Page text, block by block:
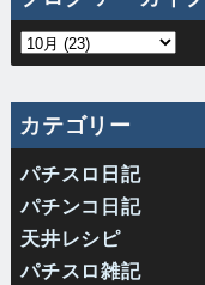
カテゴリー
パチスロ日記
パチンコ日記
天井レシピ
パチスロ雑記